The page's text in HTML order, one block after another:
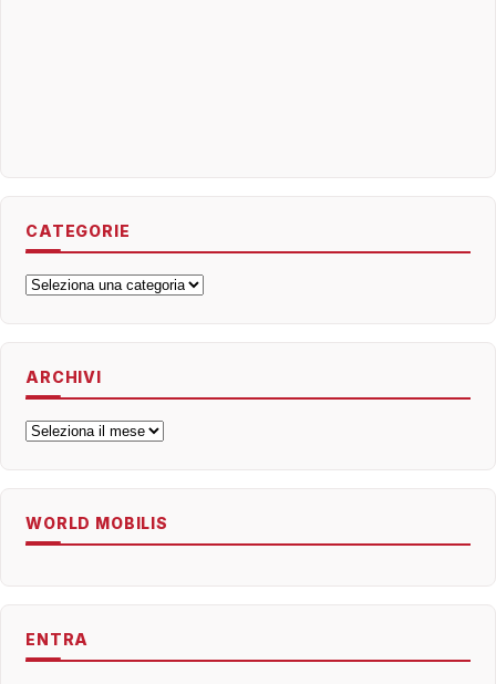
CATEGORIE
Categorie
ARCHIVI
Archivi
WORLD MOBILIS
ENTRA